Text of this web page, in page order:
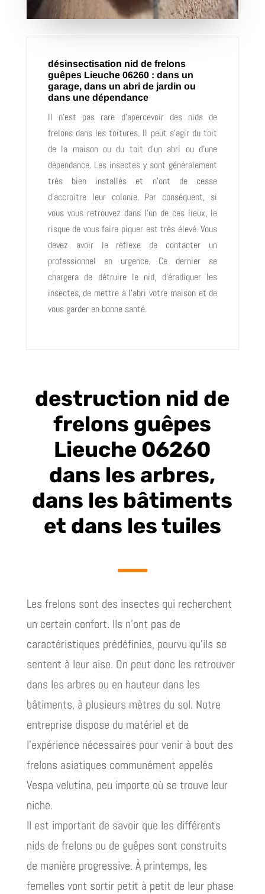
désinsectisation nid de frelons
guêpes Lieuche 06260 : dans un
garage, dans un abri de jardin ou
dans une dépendance
Il n’est pas rare d’apercevoir des nids de
frelons dans les toitures. Il peut s’agir du toit
de la maison ou du toit d’un abri ou d’une
dépendance. Les insectes y sont généralement
très bien installés et n’ont de cesse
d’accroitre leur colonie. Par conséquent, si
vous vous retrouvez dans l’un de ces lieux, le
risque de vous faire piquer est très élevé. Vous
devez avoir le réflexe de contacter un
professionnel en urgence. Ce dernier se
chargera de détruire le nid, d’éradiquer les
insectes, de mettre à l’abri votre maison et de
vous garder en bonne santé.
destruction nid de
frelons guêpes
Lieuche 06260
dans les arbres,
dans les bâtiments
et dans les tuiles
Les frelons sont des insectes qui recherchent
un certain confort. Ils n’ont pas de
caractéristiques prédéfinies, pourvu qu’ils se
sentent à leur aise. On peut donc les retrouver
dans les arbres ou en hauteur dans les
bâtiments, à plusieurs mètres du sol. Notre
entreprise dispose du matériel et de
l’expérience nécessaires pour venir à bout des
frelons asiatiques communément appelés
Vespa velutina, peu importe où se trouve leur
niche.
Il est important de savoir que les différents
nids de frelons ou de guêpes sont construits
de manière progressive. À printemps, les
femelles vont sortir petit à petit de leur phase